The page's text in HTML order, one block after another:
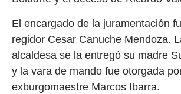
El encargado de la juramentación
regidor Cesar Canuche Mendoza.
alcaldesa se la entregó su madre
y la vara de mando fue otorgada
exburgomaestre Marcos Ibarra.